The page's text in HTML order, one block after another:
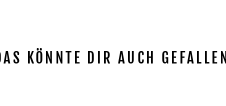
KÖNNTE DIR AUCH GEFALLEN